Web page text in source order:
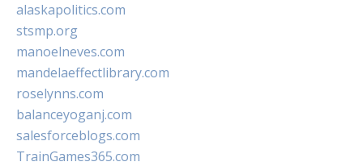
alaskapolitics.com
stsmp.org
manoelneves.com
mandelaeffectlibrary.com
roselynns.com
balanceyoganj.com
salesforceblogs.com
TrainGames365.com